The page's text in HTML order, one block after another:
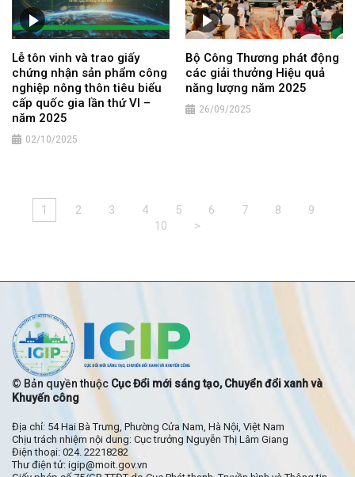
Lễ tôn vinh và trao giấy
chứng nhận sản phẩm công
nghiệp nông thôn tiêu biểu
cấp quốc gia lần thứ VI –
năm 2025
02/10/2025
Bộ Công Thương phát động
các giải thưởng Hiệu quả
năng lượng năm 2025
26/09/2025
1 2 3 4 5 6 7 8
9
10
>
© Bản quyền thuộc Cục Đổi mới sáng tạo, Chuyển đổi xanh và
Khuyến công
Địa chỉ: 54 Hai Bà Trưng, Phường Cửa Nam, Hà Nội, Việt Nam
Chịu trách nhiệm nội dung: Cục trưởng Nguyễn Thị Lâm Giang
Điện thoại: 024. 22218282
Thư điện tử: igip@moit.gov.vn